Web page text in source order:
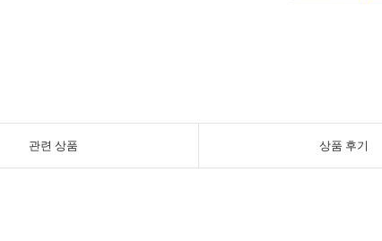
관련 상품 상품 후기